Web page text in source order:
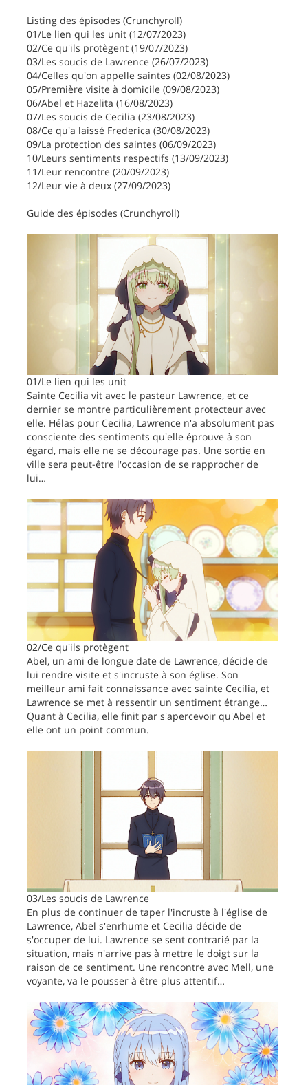
Listing des épisodes (Crunchyroll)
01/Le lien qui les unit (12/07/2023)
02/Ce qu'ils protègent (19/07/2023)
03/Les soucis de Lawrence (26/07/2023)
04/Celles qu'on appelle saintes (02/08/2023)
05/Première visite à domicile (09/08/2023)
06/Abel et Hazelita (16/08/2023)
07/Les soucis de Cecilia (23/08/2023)
08/Ce qu'a laissé Frederica (30/08/2023)
09/La protection des saintes (06/09/2023)
10/Leurs sentiments respectifs (13/09/2023)
11/Leur rencontre (20/09/2023)
12/Leur vie à deux (27/09/2023)
Guide des épisodes (Crunchyroll)
01/Le lien qui les unit
Sainte Cecilia vit avec le pasteur Lawrence, et ce
dernier se montre particulièrement protecteur avec
elle. Hélas pour Cecilia, Lawrence n'a absolument pas
consciente des sentiments qu'elle éprouve à son
égard, mais elle ne se décourage pas. Une sortie en
ville sera peut-être l'occasion de se rapprocher de
lui…
02/Ce qu'ils protègent
Abel, un ami de longue date de Lawrence, décide de
lui rendre visite et s'incruste à son église. Son
meilleur ami fait connaissance avec sainte Cecilia, et
Lawrence se met à ressentir un sentiment étrange…
Quant à Cecilia, elle finit par s'apercevoir qu'Abel et
elle ont un point commun.
03/Les soucis de Lawrence
En plus de continuer de taper l'incruste à l'église de
Lawrence, Abel s'enrhume et Cecilia décide de
s'occuper de lui. Lawrence se sent contrarié par la
situation, mais n'arrive pas à mettre le doigt sur la
raison de ce sentiment. Une rencontre avec Mell, une
voyante, va le pousser à être plus attentif…